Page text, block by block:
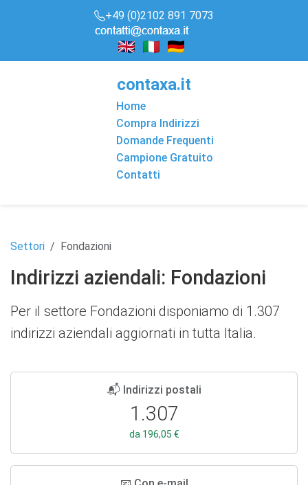
+49 (0)2102 891 7073
contaxa.it
Home
Compra Indirizzi
Domande Frequenti
Campione Gratuito
Contatti
Settori Fondazioni
Indirizzi aziendali: Fondazioni
Per il settore Fondazioni disponiamo di 1.307
indirizzi aziendali aggiornati in tutta Italia.
📬 Indirizzi postali
1.307
da 196,05 €